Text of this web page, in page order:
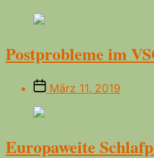
Postprobleme im
Beitragsdatum
März 11, 2019
Europaweite